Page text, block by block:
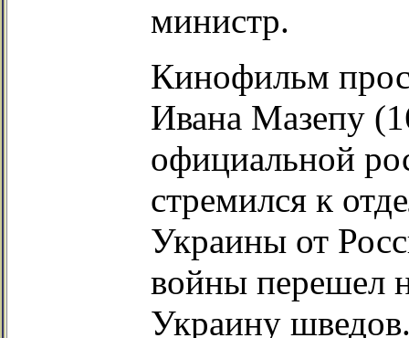
министр.
Кинофильм
Ивана Мазепу
официальной
стремился к
Украины от
войны перешел
Украину